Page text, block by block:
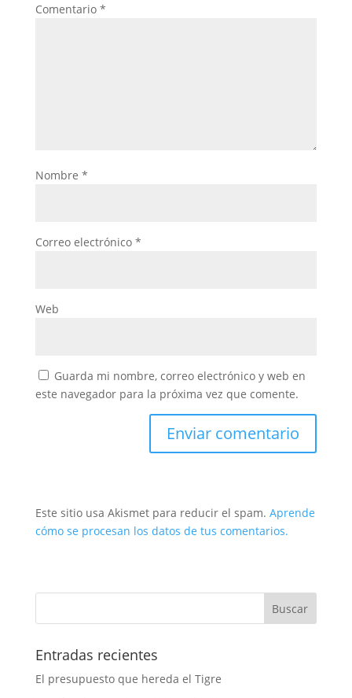
Comentario *
Nombre *
Correo electrónico *
Web
Guarda mi nombre, correo electrónico y web en
este navegador para la próxima vez que comente.
Este sitio usa Akismet para reducir el spam. Aprende
cómo se procesan los datos de tus comentarios.
Entradas recientes
El presupuesto que hereda el Tigre